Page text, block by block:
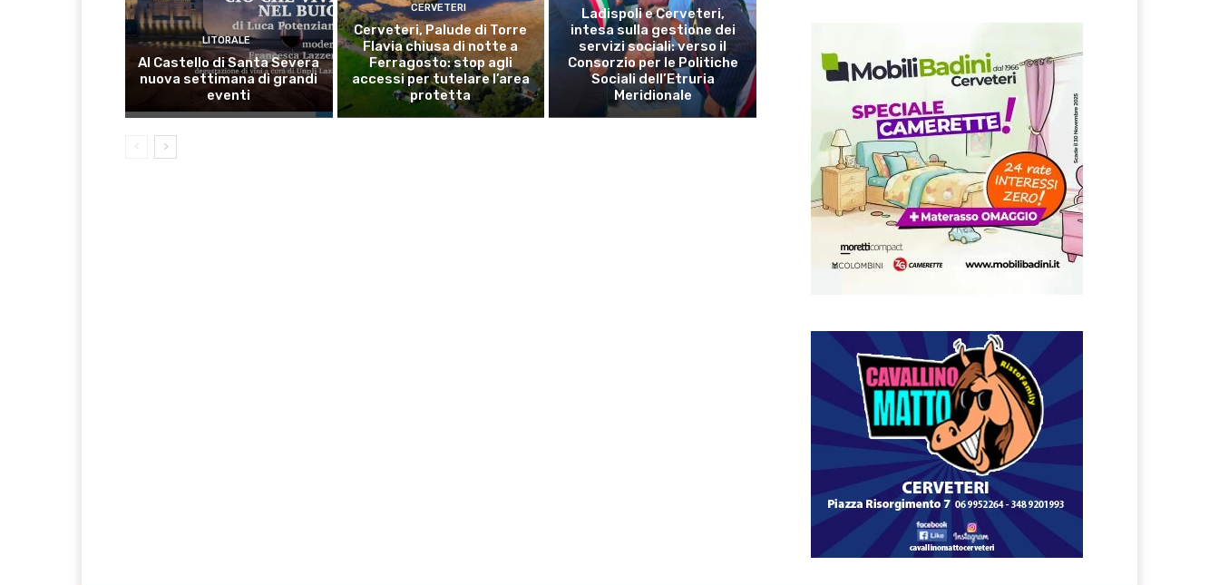
LITORALE
Al Castello di Santa Severa
nuova settimana di grandi
eventi
CERVETERI
Cerveteri, Palude di Torre
Flavia chiusa di notte a
Ferragosto: stop agli
accessi per tutelare l’area
protetta
Ladispoli e Cerveteri,
intesa sulla gestione dei
servizi sociali: verso il
Consorzio per le Politiche
Sociali dell’Etruria
Meridionale